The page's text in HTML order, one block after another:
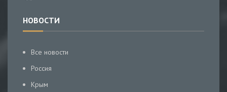
НОВОСТИ
Все новости
Россия
Крым